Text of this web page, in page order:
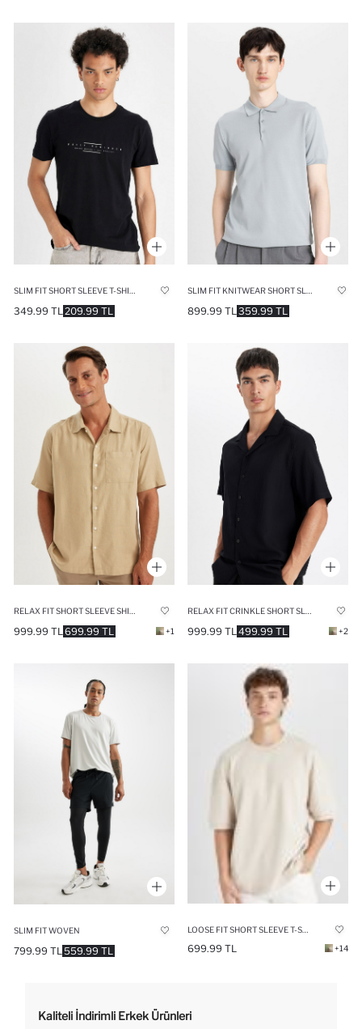
209.99 TL
349.99 TL 359.99 TL
899.99 TL
699.99 TL
999.99 TL +1 499.99 TL
999.99 TL +2
SLIM FIT WOVEN
559.99 TL
799.99 TL 699.99 TL +14
Kaliteli İndirimli Erkek Ürünleri